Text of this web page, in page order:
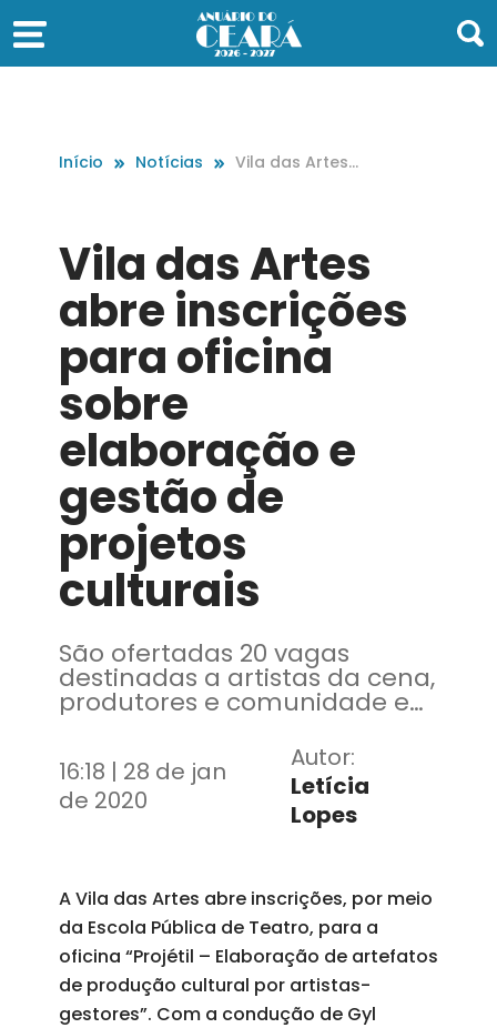
Início Notícias
Vila das Artes
o e gestão de
projetos cultur
ais
Vila das Artes
abre inscrições
para oficina
sobre
elaboração e
gestão de
projetos
culturais
São ofertadas 20 vagas
destinadas a artistas da cena,
produtores e comunidade em
geral interessados no campo
da gestão e produção
cultural
16:18 | 28 de jan
de 2020
Autor:
Letícia
Lopes
A Vila das Artes abre inscrições, por meio
da Escola Pública de Teatro, para a
oficina “Projétil – Elaboração de artefatos
de produção cultural por artistas-
gestores”. Com a condução de Gyl